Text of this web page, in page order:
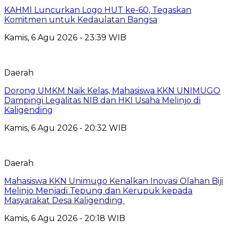
KAHMI Luncurkan Logo HUT ke-60, Tegaskan
Komitmen untuk Kedaulatan Bangsa
Kamis, 6 Agu 2026 - 23:39 WIB
Daerah
Dorong UMKM Naik Kelas, Mahasiswa KKN UNIMUGO
Dampingi Legalitas NIB dan HKI Usaha Melinjo di
Kaligending
Kamis, 6 Agu 2026 - 20:32 WIB
Daerah
Mahasiswa KKN Unimugo Kenalkan Inovasi Olahan Biji
Melinjo Menjadi Tepung dan Kerupuk kepada
Masyarakat Desa Kaligending
Kamis, 6 Agu 2026 - 20:18 WIB